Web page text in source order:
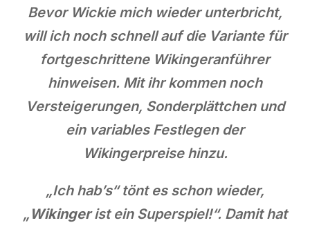
Bevor Wickie mich wieder unterbricht,
will ich noch schnell auf die Variante für
fortgeschrittene Wikingeranführer
hinweisen. Mit ihr kommen noch
Versteigerungen, Sonderplättchen und
ein variables Festlegen der
Wikingerpreise hinzu.
„Ich hab’s“ tönt es schon wieder,
„ Wikingerist ein Superspiel!“. Damit hat